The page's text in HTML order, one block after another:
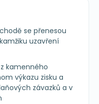
se přenesou
uzavření
kamenného
výkazu zisku a
závazků a v